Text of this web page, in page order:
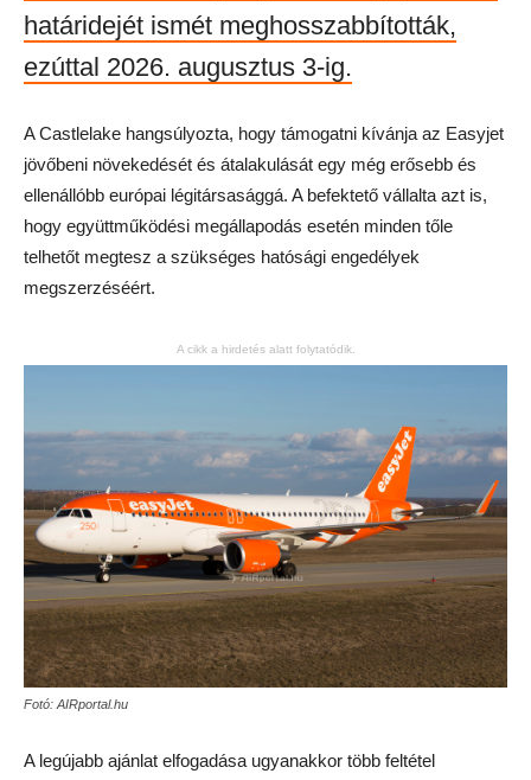
határidejét ismét meghosszabbították,
ezúttal 2026. augusztus 3-ig.
A Castlelake hangsúlyozta, hogy támogatni kívánja az Easyjet
jövőbeni növekedését és átalakulását egy még erősebb és
ellenállóbb európai légitársasággá. A befektető vállalta azt is,
hogy együttműködési megállapodás esetén minden tőle
telhetőt megtesz a szükséges hatósági engedélyek
megszerzéséért.
A cikk a hirdetés alatt folytatódik.
Fotó: AIRportal.hu
A legújabb ajánlat elfogadása ugyanakkor több feltétel